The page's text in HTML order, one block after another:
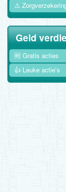
⚠️
Geld
🆓 Gratis acties
👍 Leuke actie's